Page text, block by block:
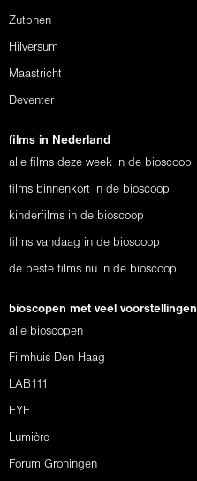
Zutphen
Hilversum
Maastricht
Deventer
films in Nederland
alle films deze week in de bioscoop
films binnenkort in de bioscoop
kinderfilms in de bioscoop
films vandaag in de bioscoop
de beste films nu in de bioscoop
bioscopen met veel voorstellingen
alle bioscopen
Filmhuis Den Haag
LAB111
EYE
Lumière
Forum Groningen